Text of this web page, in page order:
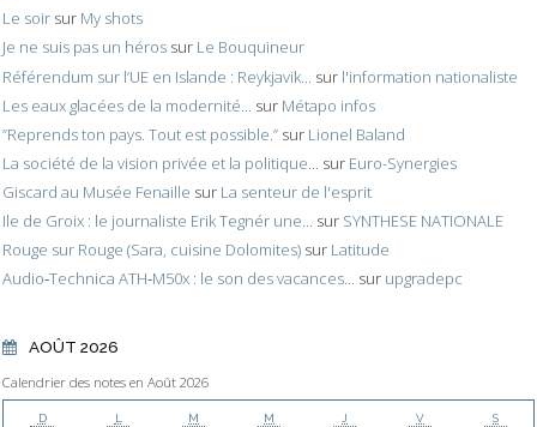
Le soir sur My shots
Je ne suis pas un héros sur Le Bouquineur
Référendum sur l’UE en Islande : Reykjavik... sur l'information nationaliste
Les eaux glacées de la modernité... sur Métapo infos
”Reprends ton pays. Tout est possible.” sur Lionel Baland
La société de la vision privée et la politique... sur Euro-Synergies
Giscard au Musée Fenaille sur La senteur de l'esprit
Ile de Groix : le journaliste Erik Tegnér une... sur SYNTHESE NATIONALE
Rouge sur Rouge (Sara, cuisine Dolomites) sur Latitude
Audio‑Technica ATH‑M50x : le son des vacances... sur upgradepc
AOÛT 2026
Calendrier des notes en Août 2026
D L M M J V S